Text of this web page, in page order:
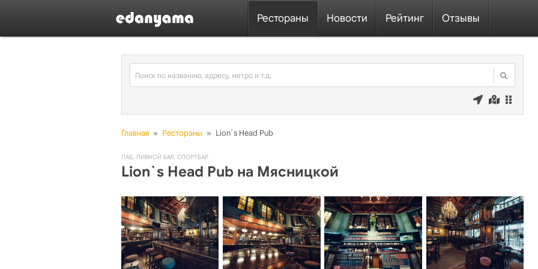
Рестораны Новости Рейтинг Отзывы
Главная » Рестораны » Lion`s Head Pub
ПАБ, ПИВНОЙ БАР, СПОРТБАР
Lion`s Head Pub на Мясницкой